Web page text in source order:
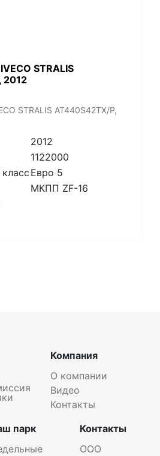
STRALIS
2012
STRALIS AT440S42TX/P,
2012
1122000
Евро 5
МКПП ZF-16
Компания
О компании
Видео
Контакты
парк
Контакты
ООО